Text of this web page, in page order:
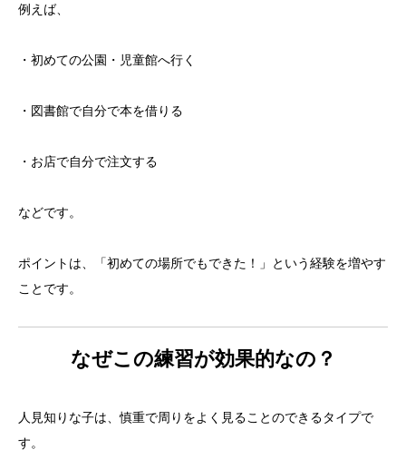
例えば、
・初めての公園・児童館へ行く
・図書館で自分で本を借りる
・お店で自分で注文する
などです。
ポイントは、「初めての場所でもできた！」という経験を増やす
ことです。
なぜこの練習が効果的なの？
人見知りな子は、慎重で周りをよく見ることのできるタイプで
す。